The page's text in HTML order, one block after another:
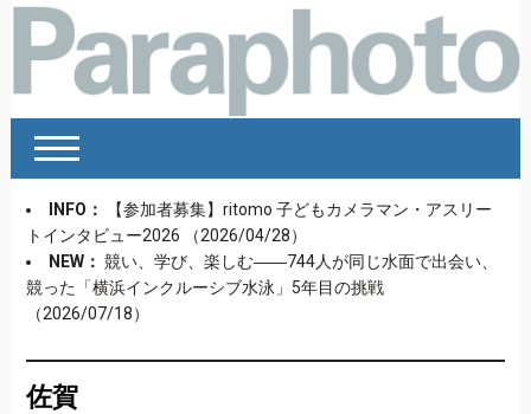
INFO：
【参加者募集】ritomo 子どもカメラマン・アスリー
トインタビュー2026
（2026/04/28）
NEW： 競い、学び、楽しむ――744人が同じ水面で出会い、
競った「横浜インクルーシブ水泳」5年目の挑戦
（2026/07/18）
佐賀